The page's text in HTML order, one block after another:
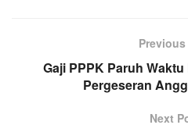
Gaji PPPK Paruh
Pergeseran
Next